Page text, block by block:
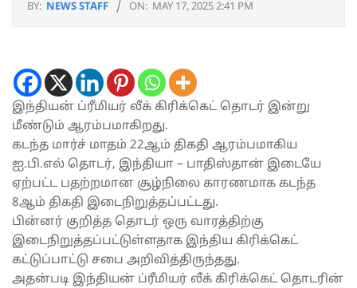
BY: NEWS STAFF ON: MAY 17, 2025 2:41 PM
இந்தியன் ப்ரீமியர் லீக் கிரிக்கெட் தொடர் இன்று
மீண்டும் ஆரம்பமாகிறது.
கடந்த மார்ச் மாதம் 22ஆம் திகதி ஆரம்பமாகிய
ஐ.பி.எல் தொடர், இந்தியா – பாதிஸ்தான் இடையே
ஏற்பட்ட பதற்றமான சூழ்நிலை காரணமாக கடந்த
8ஆம் திகதி இடைநிறுத்தப்பட்டது.
பின்னர் குறித்த தொடர் ஒரு வாரத்திற்கு
இடைநிறுத்தப்பட்டுள்ளதாக இந்திய கிரிக்கெட்
கட்டுப்பாட்டு சபை அறிவித்திருந்தது.
அதன்படி இந்தியன் ப்ரீமியர் லீக் கிரிக்கெட் தொடரின்